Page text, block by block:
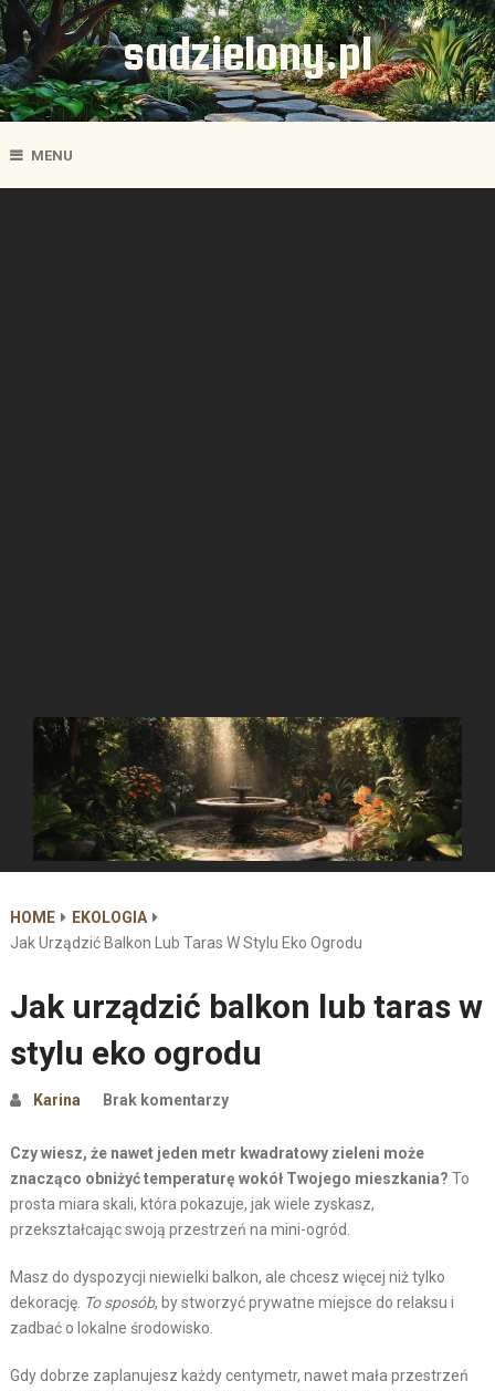
sadzielony.pl
MENU
HOME
EKOLOGIA
Jak Urządzić Balkon Lub Taras W Stylu Eko Ogrodu
Jak urządzić balkon lub taras w
stylu eko ogrodu
Karina Brak komentarzy
Czy wiesz, że nawet jeden metr kwadratowy zieleni może
znacząco obniżyć temperaturę wokół Twojego mieszkania? To
prosta miara skali, która pokazuje, jak wiele zyskasz,
przekształcając swoją przestrzeń na mini-ogród.
Masz do dyspozycji niewielki balkon, ale chcesz więcej niż tylko
dekorację. To sposób, by stworzyć prywatne miejsce do relaksu i
zadbać o lokalne środowisko.
Gdy dobrze zaplanujesz każdy centymetr, nawet mała przestrzeń